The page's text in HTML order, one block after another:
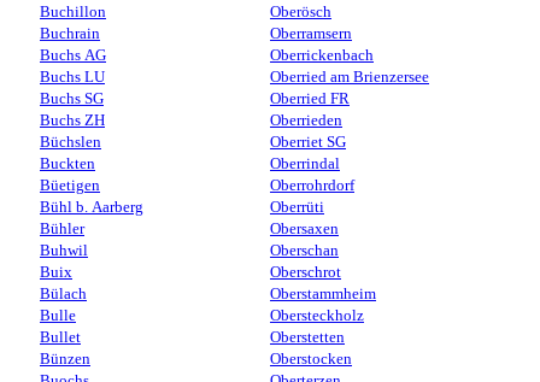
Buchillon
Buchrain
Buchs AG
Buchs LU
Buchs SG
Buchs ZH
Büchslen
Buckten
Büetigen
Bühl b. Aarberg
Bühler
Buhwil
Buix
Bülach
Bulle
Bullet
Bünzen
Oberösch
Oberramsern
Oberrickenbach
Oberried am Brienzersee
Oberried FR
Oberrieden
Oberriet SG
Oberrindal
Oberrohrdorf
Oberrüti
Obersaxen
Oberschan
Oberschrot
Oberstammheim
Obersteckholz
Oberstetten
Oberstocken